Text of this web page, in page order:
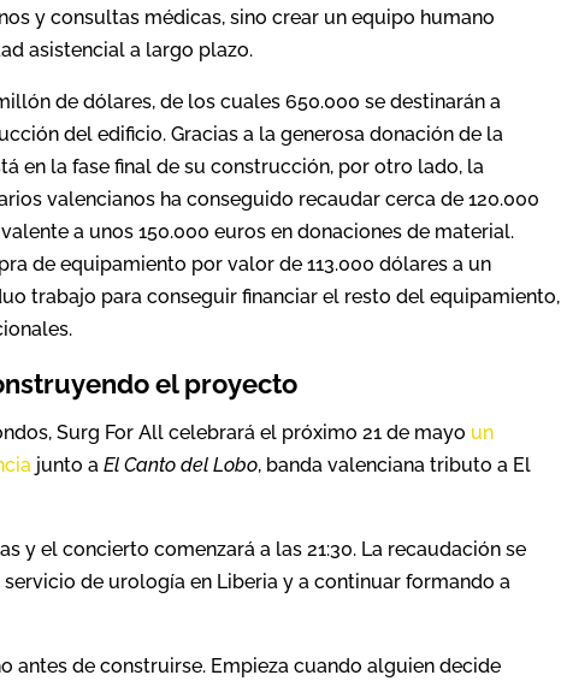
y consultas médicas, sino crear un equipo humano
asistencial a largo plazo.
de dólares, de los cuales 650.000 se destinarán a
del edificio. Gracias a la generosa donación de la
en la fase final de su construcción, por otro lado, la
valencianos ha conseguido recaudar cerca de 120.000
a unos 150.000 euros en donaciones de material.
de equipamiento por valor de 113.000 dólares a un
trabajo para conseguir financiar el resto del equipamiento,
el proyecto
Surg For All celebrará el próximo 21 de mayo un
junto aEl Canto del Lobo, banda valenciana tributo a El
y el concierto comenzará a las 21:30. La recaudación se
de urología en Liberia y a continuar formando a
antes de construirse. Empieza cuando alguien decide